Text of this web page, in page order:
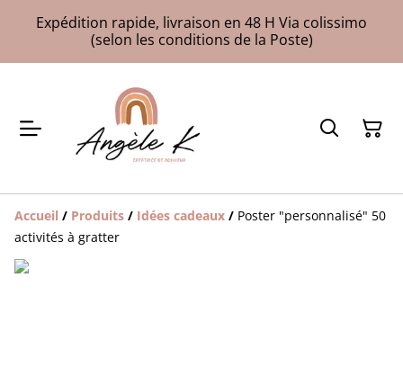
Expédition rapide, livraison en 48 H Via colissimo
(selon les conditions de la Poste)
Accueil / Produits / Idées cadeaux / Poster "personnalisé" 50
activités à gratter